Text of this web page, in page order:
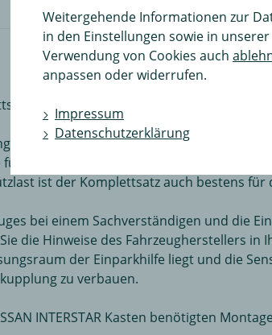
für Ihren NISSAN INTERSTAR Kasten:
von Oris sowie dem notwendigen
Ihren NISSAN INTERSTAR Kasten
ist der Komplettsatz auch bestens
bei einem Sachverständigen und die
die Hinweise des Fahrzeugherstellers
der Einparkhilfe liegt und die
zu verbauen.
INTERSTAR Kasten benötigten
Weitergehende Informationen zur
in den Einstellungen sowie in unserer
Verwendung von Cookies auch
anpassen oder widerrufen.
Impressum
Datenschutzerklärung